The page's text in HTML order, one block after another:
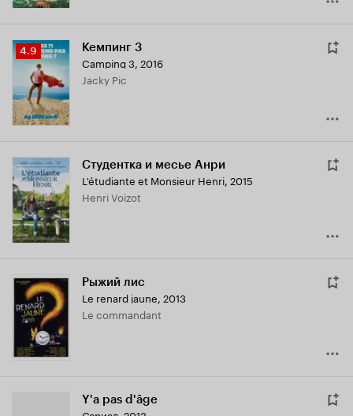
Рейтинг
Кинопоиска
4.9
4.9 Кемпинг 3
Camping 3, 2016
Jacky Pic
Студентка и месье Анри
L'étudiante et Monsieur Henri, 2015
Henri Voizot
Рыжий лис
Le renard jaune, 2013
Le commandant
Y'a pas d'âge